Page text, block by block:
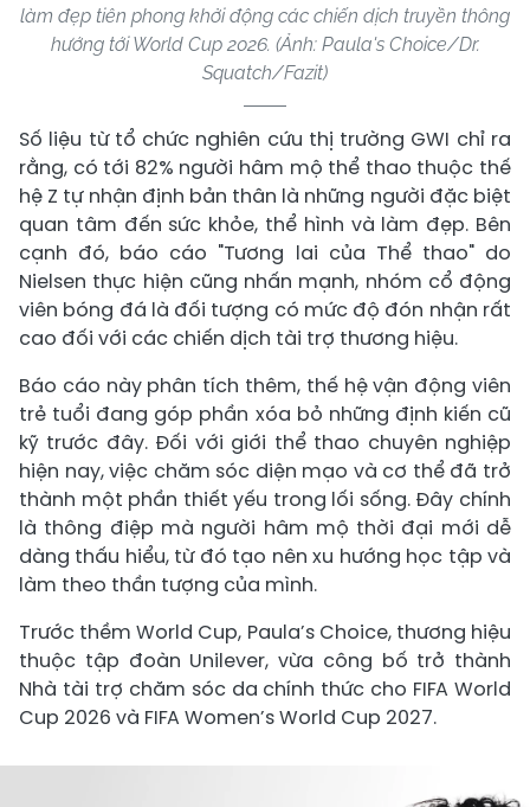
làm đẹp tiên phong khởi động các chiến dịch truyền thông
hướng tới World Cup 2026. (Ảnh: Paula's Choice/Dr.
Squatch/Fazit)
Số liệu từ tổ chức nghiên cứu thị trường GWI chỉ ra
rằng, có tới 82% người hâm mộ thể thao thuộc thế
hệ Z tự nhận định bản thân là những người đặc biệt
quan tâm đến sức khỏe, thể hình và làm đẹp. Bên
cạnh đó, báo cáo "Tương lai của Thể thao" do
Nielsen thực hiện cũng nhấn mạnh, nhóm cổ động
viên bóng đá là đối tượng có mức độ đón nhận rất
cao đối với các chiến dịch tài trợ thương hiệu.
Báo cáo này phân tích thêm, thế hệ vận động viên
trẻ tuổi đang góp phần xóa bỏ những định kiến cũ
kỹ trước đây. Đối với giới thể thao chuyên nghiệp
hiện nay, việc chăm sóc diện mạo và cơ thể đã trở
thành một phần thiết yếu trong lối sống. Đây chính
là thông điệp mà người hâm mộ thời đại mới dễ
dàng thấu hiểu, từ đó tạo nên xu hướng học tập và
làm theo thần tượng của mình.
Trước thềm World Cup, Paula’s Choice, thương hiệu
thuộc tập đoàn Unilever, vừa công bố trở thành
Nhà tài trợ chăm sóc da chính thức cho FIFA World
Cup 2026 và FIFA Women’s World Cup 2027.